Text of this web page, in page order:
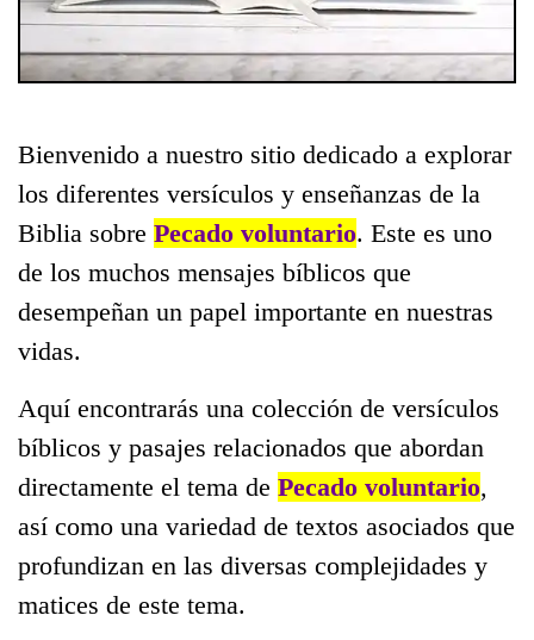
Bienvenido a nuestro sitio dedicado a explorar
los diferentes versículos y enseñanzas de la
Biblia sobre Pecado voluntario. Este es uno
de los muchos mensajes bíblicos que
desempeñan un papel importante en nuestras
vidas.
Aquí encontrarás una colección de versículos
bíblicos y pasajes relacionados que abordan
directamente el tema de Pecado voluntario,
así como una variedad de textos asociados que
profundizan en las diversas complejidades y
matices de este tema.